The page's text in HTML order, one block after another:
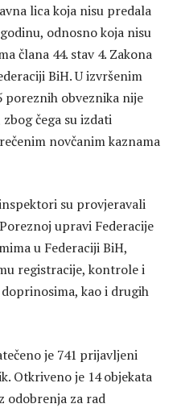
lica koja nisu predala
odnosno koja nisu
člana 44. stav 4. Zakona
BiH. U izvršenim
poreznih obveznika nije
čega su izdati
novčanim kaznama
su provjeravali
upravi Federacije
u Federaciji BiH,
registracije, kontrole i
kao i drugih
je 741 prijavljeni
Otkriveno je 14 objekata
odobrenja za rad